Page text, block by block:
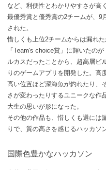
など、利便性とわかりやすさが高
最優秀賞と優秀賞の2チームが、9
された。
惜しくも上位2チームからは漏れ
「Team's choice賞」に輝いたの
ルカスだったことから、超高層ビ
りのゲームアプリを開発した。高
高い位置ほど深海魚が釣れたり、
さが変わったりするユニークな作
大生の思いが形になった。
その他の作品も、惜しくも選には
りで、質の高さを感じるハッカソ
国際色豊かなハッカソン